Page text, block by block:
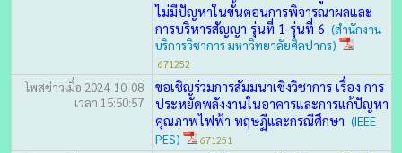
ไม่มีปัญหาในขั้นตอนการพิจารณาผลและ
การบริหารสัญญา รุ่นที่ 1-รุ่นที่ 6 (สำนักงาน
บริการวิชาการ มหาวิทยาลัยศิลปากร)
671252
โพสข่าวเมื่อ 2024-10-08
เวลา 15:50:57
ขอเชิญร่วมการสัมมนาเชิงวิชาการ เรื่อง การ
ประหยัดพลังงานในอาคารและการแก้ปัญหา
คุณภาพไฟฟ้า ทฤษฏีและกรณีศึกษา (IEEE
PES)
671251